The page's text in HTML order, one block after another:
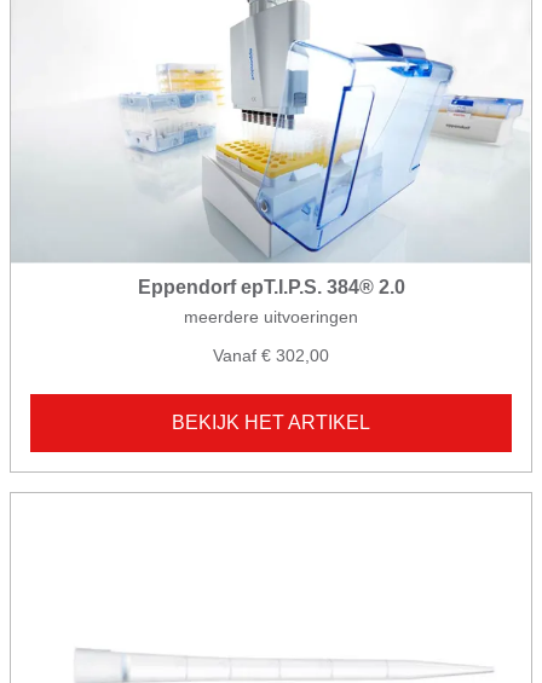
Eppendorf epT.I.P.S. 384® 2.0
meerdere uitvoeringen
Vanaf € 302,00
BEKIJK HET ARTIKEL